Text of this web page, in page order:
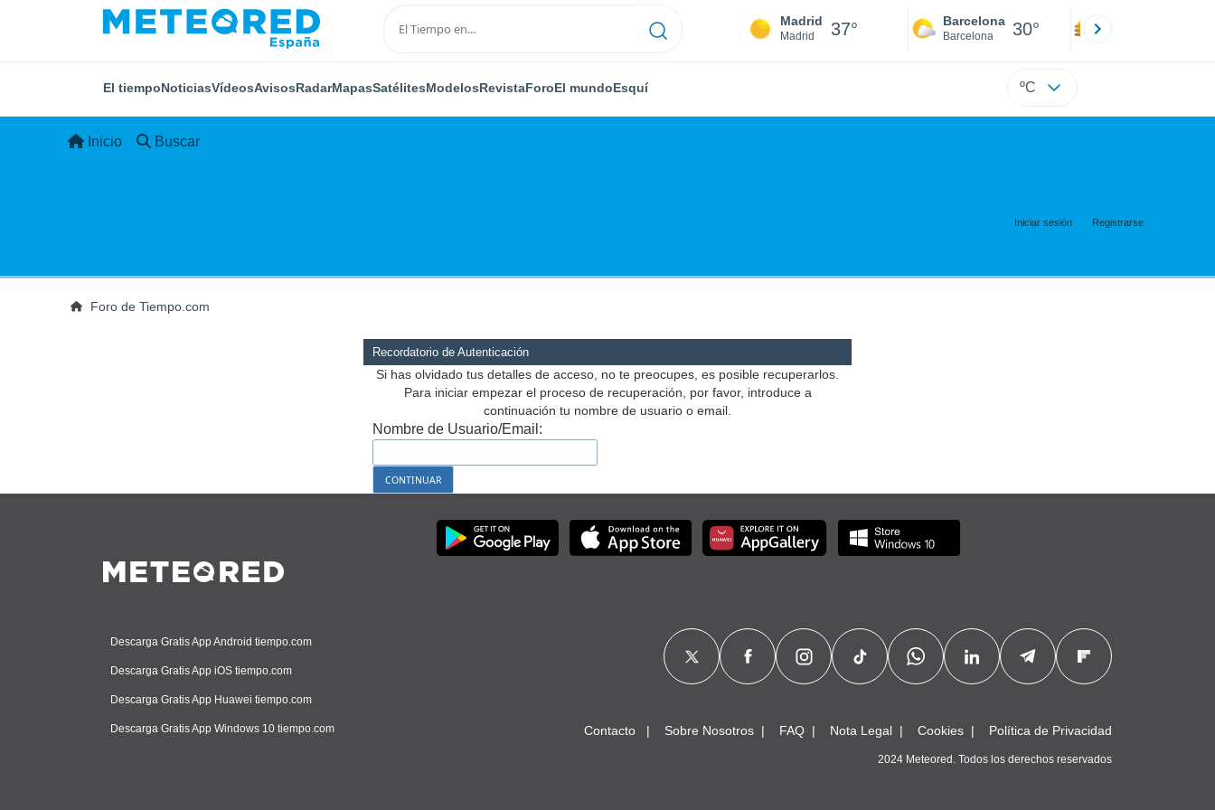
Madrid
Madrid 37° Barcelona
Barcelona 30°
El tiempoNoticiasVídeosAvisosRadarMapasSatélitesModelosRevistaForoEl mundoEsquí ºC
Inicio Buscar
Iniciar sesión Registrarse
Foro de Tiempo.com
Recordatorio de Autenticación
Si has olvidado tus detalles de acceso, no te preocupes, es posible recuperarlos.
Para iniciar empezar el proceso de recuperación, por favor, introduce a
continuación tu nombre de usuario o email.
Nombre de Usuario/Email:
Descarga Gratis App Android tiempo.com
Descarga Gratis App iOS tiempo.com
Descarga Gratis App Huawei tiempo.com
Descarga Gratis App Windows 10 tiempo.com Contacto Sobre Nosotros FAQ Nota Legal Cookies Política de Privacidad
2024 Meteored. Todos los derechos reservados